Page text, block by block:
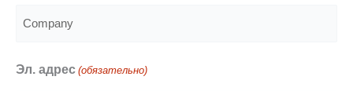
Эл. адрес (обязательно)